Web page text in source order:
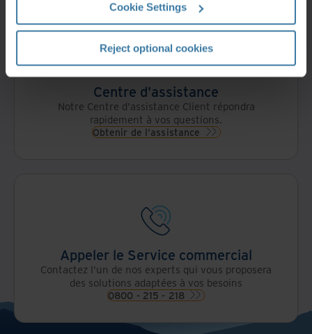
Cookie Settings
Reject optional cookies
Centre d'assistance
Notre Centre d'assistance Client répondra
rapidement à vos questions.
Obtenir de l'assistance
Appeler le Service commercial
Contactez l'un de nos experts qui vous proposera
des solutions adaptées à vos besoins
0800 - 215 - 218